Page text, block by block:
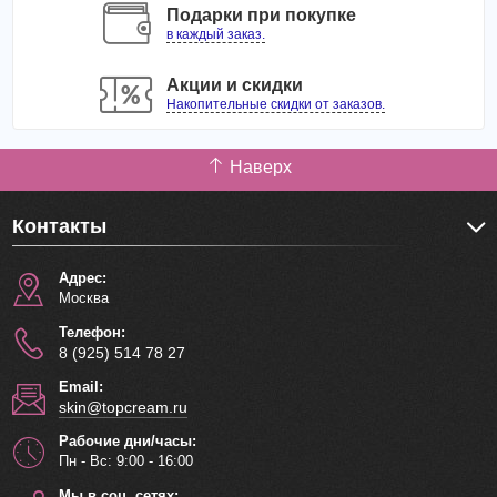
CI 19140, CI 17200, дикалия глицирризат,
ароматизатор, карамель, динатрия ЭДТА,
Подарки при покупке
в каждый заказ.
Акции и скидки
Накопительные скидки от заказов.
Наверх
Контакты
Адрес:
Москва
Телефон:
8 (925) 514 78 27
Email:
skin@topcream.ru
Рабочие дни/часы:
Пн - Вс: 9:00 - 16:00